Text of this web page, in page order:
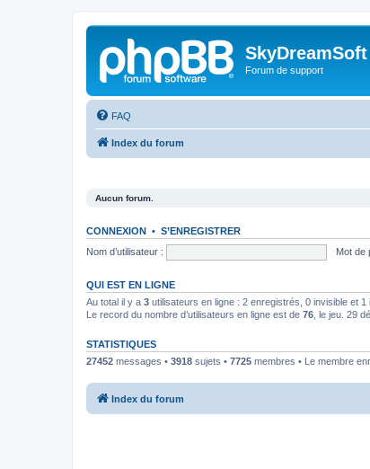
SkyDreamSoft
Forum de support
FAQ
Index du forum
Aucun forum.
CONNEXION • S’ENREGISTRER
Nom d’utilisateur :
Mot de
QUI EST EN LIGNE
Au total il y a 3 utilisateurs en ligne : 2 enregistrés, 0 invisible et
Le record du nombre d’utilisateurs en ligne est de 76 , le jeu. 29
STATISTIQUES
27452 messages • 3918 sujets • 7725 membres • Le membre
Index du forum